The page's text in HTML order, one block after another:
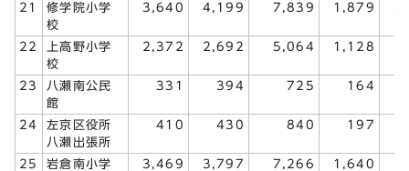
21
修学院小学
校
3,640 4,199 7,839 1,879
22
上高野小学
校
2,372 2,692 5,064 1,128
23
八瀬南公民
館
331 394 725 164
24
左京区役所
八瀬出張所
410 430 840 197
25
岩倉南小学
3,469 3,797 7,266 1,640